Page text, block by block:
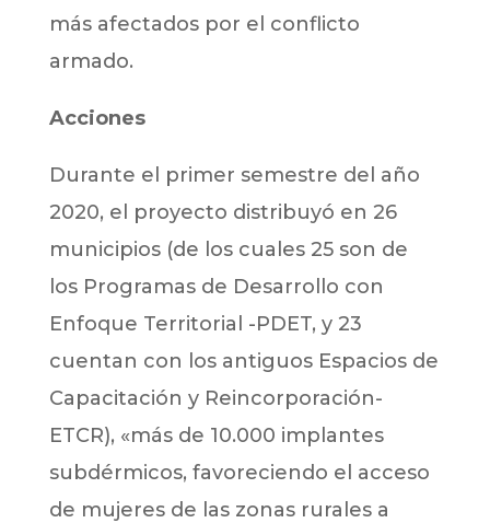
más afectados por el conflicto
armado.
Acciones
Durante el primer semestre del año
2020, el proyecto distribuyó en 26
municipios (de los cuales 25 son de
los Programas de Desarrollo con
Enfoque Territorial -PDET, y 23
cuentan con los antiguos Espacios de
Capacitación y Reincorporación-
ETCR), «más de 10.000 implantes
subdérmicos, favoreciendo el acceso
de mujeres de las zonas rurales a